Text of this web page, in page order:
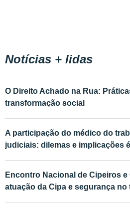
Notícias + lidas
O Direito Achado na Rua:
transformação social
A participação do médico do
judiciais: dilemas e implicações
Encontro Nacional de Cipeiros
atuação da Cipa e segurança no